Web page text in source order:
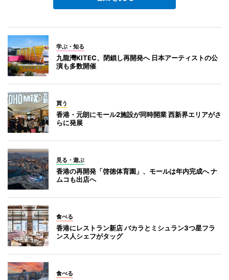
学ぶ・知る
九龍灣KITEC、閉鎖し再開発へ 日本アーティストの公
演も多数開催
買う
香港・元朗にモール2施設が同時開業 西新界エリアがさ
らに発展
見る・遊ぶ
香港の再開発「啓徳体育園」、モールは年内完成へ ナ
ムコも出店へ
食べる
香港にレストラン新店 バカラとミシュラン3つ星フラ
ンス人シェフがタッグ
食べる